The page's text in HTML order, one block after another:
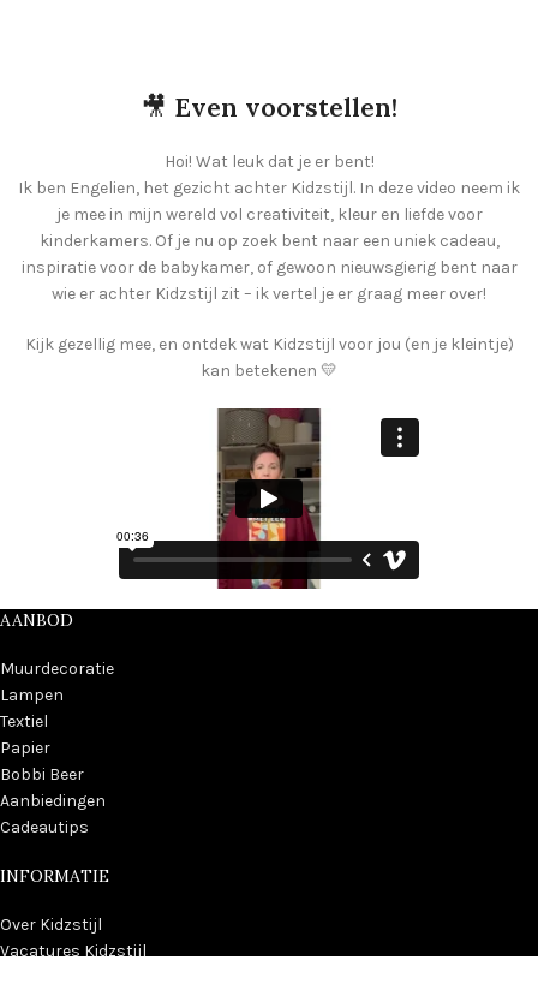
🎥 Even voorstellen!
Hoi! Wat leuk dat je er bent!
Ik ben Engelien, het gezicht achter Kidzstijl. In deze video neem ik
je mee in mijn wereld vol creativiteit, kleur en liefde voor
kinderkamers. Of je nu op zoek bent naar een uniek cadeau,
inspiratie voor de babykamer, of gewoon nieuwsgierig bent naar
wie er achter Kidzstijl zit – ik vertel je er graag meer over!
Kijk gezellig mee, en ontdek wat Kidzstijl voor jou (en je kleintje)
kan betekenen 💛
AANBOD
Muurdecoratie
Lampen
Textiel
Papier
Bobbi Beer
Aanbiedingen
Cadeautips
INFORMATIE
Over Kidzstijl
Vacatures Kidzstijl